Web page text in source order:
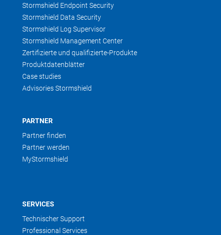
Stormshield Endpoint Security
Stormshield Data Security
Stormshield Log Supervisor
Stormshield Management Center
Zertifizierte und qualifizierte-Produkte
Produktdatenblätter
Case studies
Advisories Stormshield
PARTNER
Partner finden
Partner werden
MyStormshield
SERVICES
Technischer Support
Professional Services